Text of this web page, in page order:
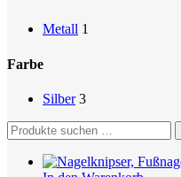
Metall 1
Farbe
Silber 3
Suchen
nach: